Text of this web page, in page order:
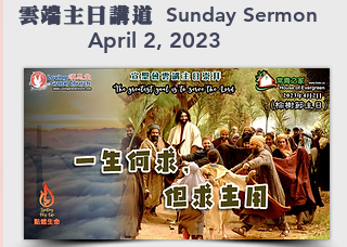
雲端主日講道 Sunday Sermon
April 2, 2023